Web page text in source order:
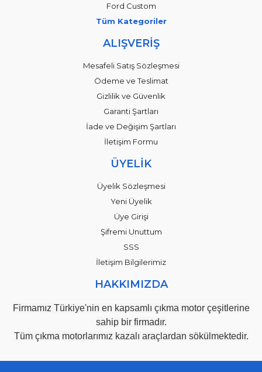
Ford Custom
Tüm Kategoriler
ALIŞVERİŞ
Mesafeli Satış Sözleşmesi
Ödeme ve Teslimat
Gizlilik ve Güvenlik
Garanti Şartları
İade ve Değişim Şartları
İletişim Formu
ÜYELİK
Üyelik Sözleşmesi
Yeni Üyelik
Üye Girişi
Şifremi Unuttum
SSS
İletişim Bilgilerimiz
HAKKIMIZDA
Firmamız Türkiye'nin en kapsamlı çıkma motor çeşitlerine
sahip bir firmadır.
Tüm çıkma motorlarımız kazalı araçlardan sökülmektedir.